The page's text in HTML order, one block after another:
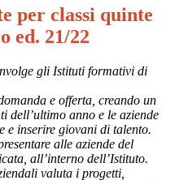
per classi quinte
ed. 21/22
gli Istituti formativi di
e offerta, creando un
dell’ultimo anno e le aziende
e inserire giovani di talento.
alle aziende del
all’interno dell’Istituto.
valuta i progetti,